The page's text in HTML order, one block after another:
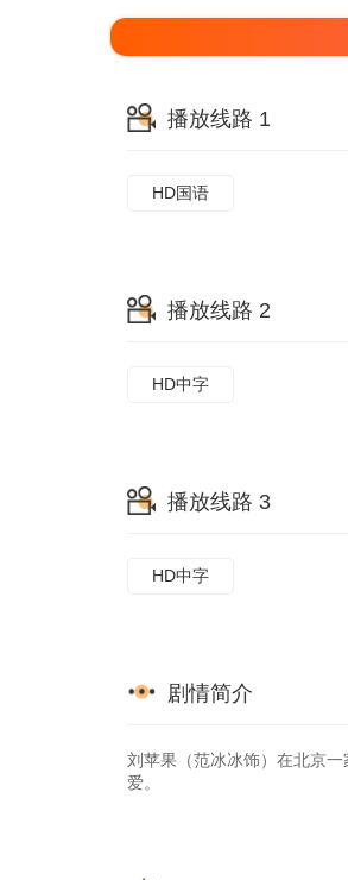
播放线路 1
HD国语
播放线路 2
HD中字
播放线路 3
HD中字
剧情简介
刘苹果（范冰冰饰）在北京
爱。